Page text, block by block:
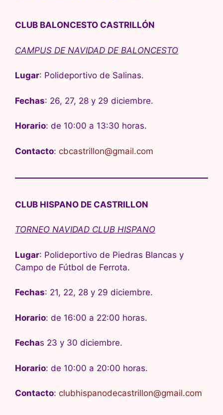
CLUB BALONCESTO CASTRILLÓN
CAMPUS DE NAVIDAD DE BALONCESTO
Lugar: Polideportivo de Salinas.
Fechas: 26, 27, 28 y 29 diciembre.
Horario: de 10:00 a 13:30 horas.
Contacto: cbcastrillon@gmail.com
CLUB HISPANO DE CASTRILLON
TORNEO NAVIDAD CLUB HISPANO
Lugar: Polideportivo de Piedras Blancas y
Campo de Fútbol de Ferrota.
Fechas: 21, 22, 28 y 29 diciembre.
Horario: de 16:00 a 22:00 horas.
Fechas 23 y 30 diciembre.
Horario: de 10:00 a 20:00 horas.
Contacto: clubhispanodecastrillon@gmail.com